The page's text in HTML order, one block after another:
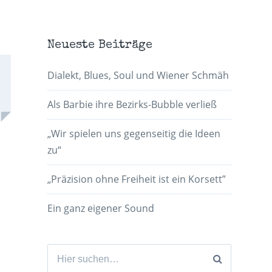
Neueste Beiträge
Dialekt, Blues, Soul und Wiener Schmäh
Als Barbie ihre Bezirks-Bubble verließ
„Wir spielen uns gegenseitig die Ideen
zu“
„Präzision ohne Freiheit ist ein Korsett”
Ein ganz eigener Sound
Suchen